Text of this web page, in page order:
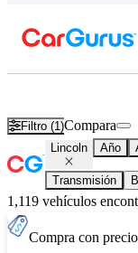
Filtro (1)Compara
Lincoln Año
Transmisión
1,119 vehículos
Compra con